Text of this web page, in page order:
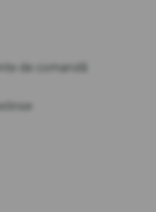
de comandă